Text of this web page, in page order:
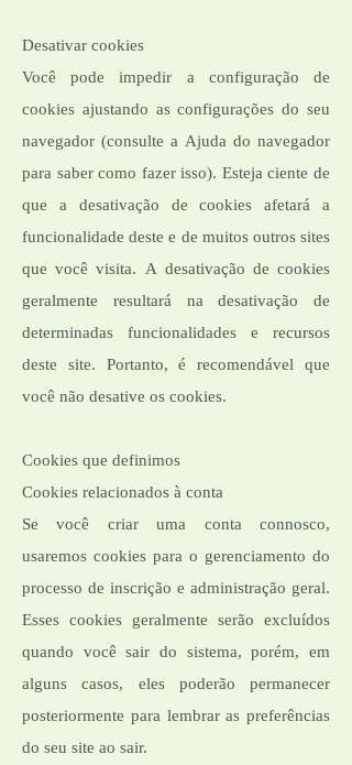
Desativar cookies
Você pode impedir a configuração de
cookies ajustando as configurações do seu
navegador (consulte a Ajuda do navegador
para saber como fazer isso). Esteja ciente de
que a desativação de cookies afetará a
funcionalidade deste e de muitos outros sites
que você visita. A desativação de cookies
geralmente resultará na desativação de
determinadas funcionalidades e recursos
deste site. Portanto, é recomendável que
você não desative os cookies.
Cookies que definimos
Cookies relacionados à conta
Se você criar uma conta connosco,
usaremos cookies para o gerenciamento do
processo de inscrição e administração geral.
Esses cookies geralmente serão excluídos
quando você sair do sistema, porém, em
alguns casos, eles poderão permanecer
posteriormente para lembrar as preferências
do seu site ao sair.